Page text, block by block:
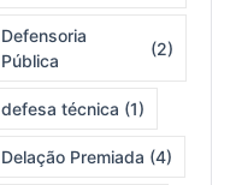
Defensoria
Pública
(2)
defesa técnica (1)
Delação Premiada (4)